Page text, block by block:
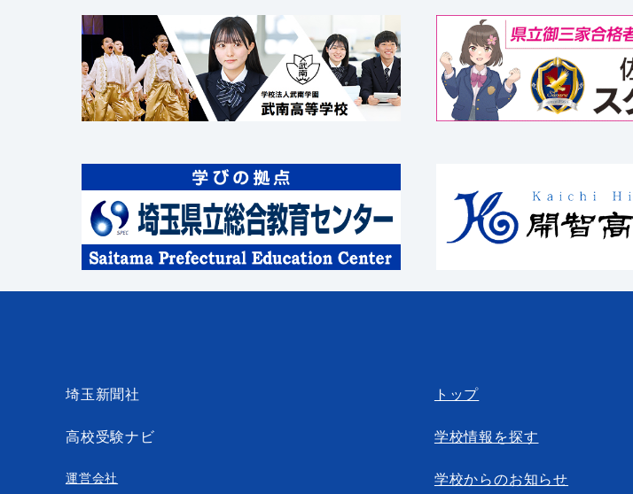
埼玉新聞社
高校受験ナビ
運営会社
トップ
学校情報を探す
学校からのお知らせ